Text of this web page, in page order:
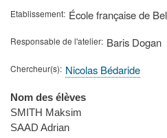
Etablissement École française de
Responsable de l'atelier Baris Dogan
Chercheur(s) Nicolas Bédaride
Nom des élèves
SMITH Maksim
SAAD Adrian